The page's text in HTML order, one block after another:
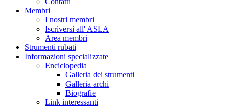
Membri
I nostri membri
Iscriversi all' ASLA
Area membri
Strumenti rubati
Informazioni specializzate
Enciclopedia
Galleria dei strumenti
Galleria archi
Biografie
Link interessanti